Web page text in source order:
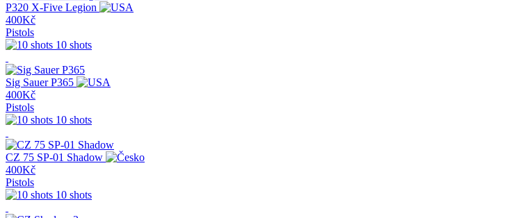
P320 X-Five Legion
400Kč
Pistols
10 shots
Sig Sauer P365
400Kč
Pistols
10 shots
CZ 75 SP-01 Shadow
400Kč
Pistols
10 shots